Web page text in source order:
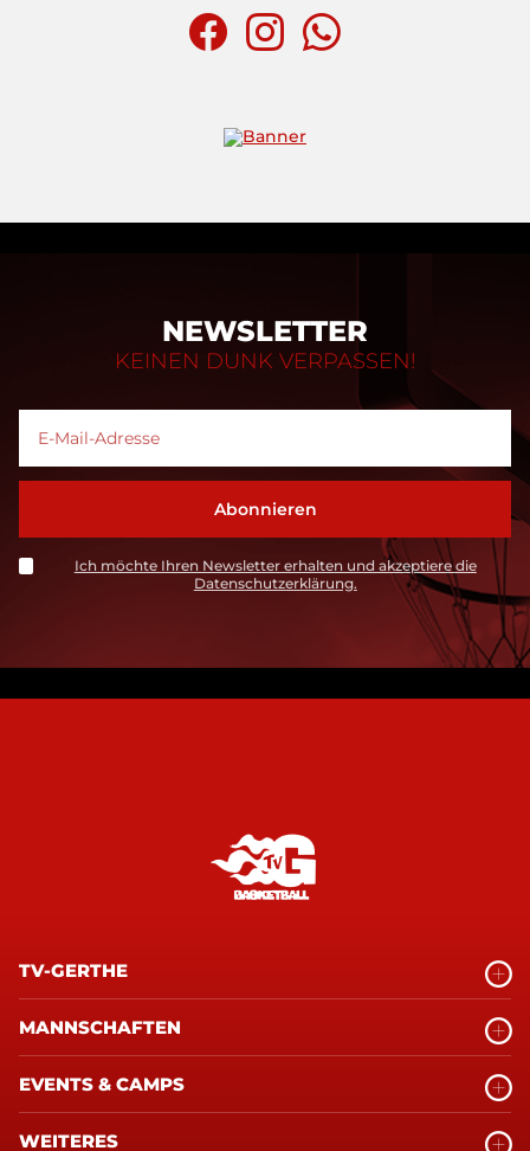
NEWSLETTER
KEINEN DUNK VERPASSEN!
Ich möchte Ihren Newsletter erhalten und akzeptiere die
Datenschutzerklärung.
TV-GERTHE
MANNSCHAFTEN
EVENTS & CAMPS
WEITERES